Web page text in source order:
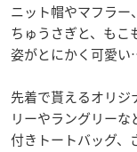
ニット帽やマフラ
ちゅうさぎと、もこ
姿がとにかく可愛
先着で貰えるオリ
リーやラングリー
付きトートバッグ、